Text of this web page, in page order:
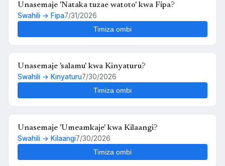
Unasemaje 'Nataka tuzae watoto' kwa Fipa?
Swahili → Fipa7/31/2026
Timiza ombi
Unasemaje 'salamu' kwa Kinyaturu?
Swahili → Kinyaturu7/30/2026
Timiza ombi
Unasemaje 'Umeamkaje' kwa Kilaangi?
Swahili → Kilaangi7/30/2026
Timiza ombi